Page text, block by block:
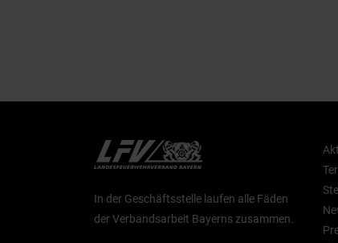
In der Geschäftsstelle laufen alle Fäden
der Verbandsarbeit Bayerns zusammen.